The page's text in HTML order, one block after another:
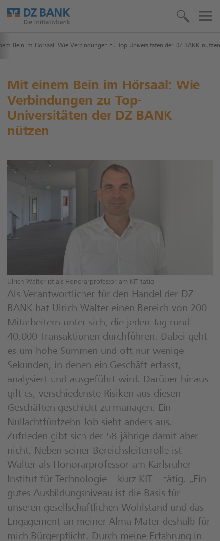
Bein im Hörsaal: Wie Verbindungen zu Top-Universitäten der DZ BANK nützen
Mit einem Bein im Hörsaal: Wie
Verbindungen zu Top-
Universitäten der DZ BANK
nützen
Ulrich Walter ist als Honorarprofessor am KIT tätig
Als Verantwortlicher für den Handel der DZ
BANK hat Ulrich Walter einen Bereich von 200
Mitarbeitern unter sich, die jeden Tag rund
40.000 Transaktionen durchführen. Dabei geht
es um hohe Summen und oft nur wenige
Sekunden, in denen ein Geschäft erfasst,
analysiert und ausgeführt wird. Darüber hinaus
gilt es, verschiedenste Risiken aus diesen
Geschäften geschickt zu managen. Ein
Nullachtfünfzehn-Job sieht anders aus.
Zufrieden gibt sich der 58-jährige damit aber
nicht. Neben seiner Bereichsleiterrolle ist
Walter als Honorarprofessor am Karlsruher
Institut für Technologie – kurz KIT – tätig. „Ein
gutes Ausbildungsniveau ist die Basis für
unseren gesellschaftlichen Wohlstand und das
Engagement an meiner Alma Mater deshalb für
mich Bürgerpflicht. Durch meine Erfahrung in